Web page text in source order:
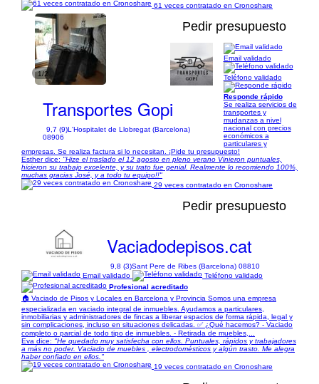
61 veces contratado en Cronoshare
1/2
Pedir presupuesto
Transportes Gopi
9,7 (9)L'Hospitalet de Llobregat (Barcelona)
08906
Email validado
Teléfono validado
Responde rápido
Se realiza servicios de
transportes y
mudanzas a nivel
nacional con precios
económicos a
particulares y
empresas. Se realiza factura si lo necesitan. ¡Pide tu presupuesto!
Esther dice: "Hize el traslado el 12 agosto en pleno verano Vinieron puntuales,
hicieron su trabajo excelente, y su trato fue genial. Realmente lo recomiendo 100%,
muchas gracias José, y a todo tu equipo!!"
29 veces contratado en Cronoshare
Pedir presupuesto
Vaciadodepisos.cat
9,8 (3)Sant Pere de Ribes (Barcelona) 08810
Email validado
Teléfono validado
Profesional acreditado
🏠 Vaciado de Pisos y Locales en Barcelona y Provincia Somos una empresa
especializada en vaciado integral de inmuebles. Ayudamos a particulares,
inmobiliarias y administradores de fincas a liberar espacios de forma rápida, legal y
sin complicaciones, incluso en situaciones delicadas. ✅ ¿Qué hacemos? - Vaciado
completo o parcial de todo tipo de inmuebles. - Retirada de muebles,...
Eva dice: "He quedado muy satisfecha con ellos. Puntuales, rápidos y trabajadores
a más no poder. Vaciado de muebles , electrodomésticos y algún trasto. Me alegra
haber confiado en ellos."
19 veces contratado en Cronoshare